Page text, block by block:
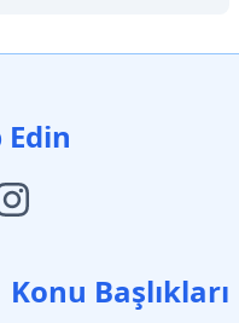
Edin
Konu Başlıkları